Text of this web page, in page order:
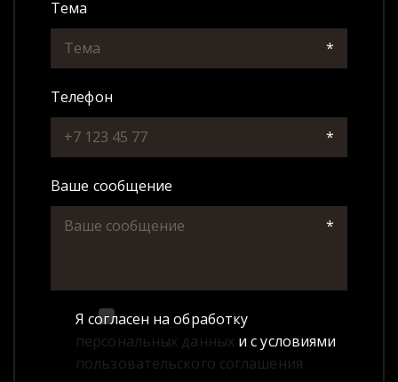
Тема
*
Телефон
*
Ваше сообщение
*
Я согласен на обработку
персональных данных и с условиями
пользовательского соглашения